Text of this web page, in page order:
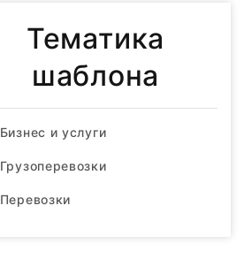
Тематика
шаблона
Бизнес и услуги
Грузоперевозки
Перевозки